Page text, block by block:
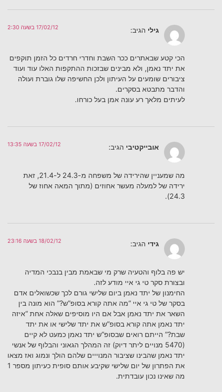
גילי הגיב: 17/02/12 בשעה 2:30
הכי קטע שבאתרים ככר השבת וחדרי חרדים כל הזמן תוקפים
את יתד נאמן, ולא מבינים שבזכות ההתקפות האלו עוד ועוד
ציבורים שומעים על העיתון ולכן החשיפה שלו גוברת ועולה
והדבר מתבטא בסקרים.
לעיתים מלאך רע עונה אמן בעל כורחו.
אובייקטיבי הגיב: 17/02/12 בשעה 13:35
מה שמעניין שהירידה של משפחה מ-24.3 ל-21.4, זאת
ירידה של למעלה מעשר אחוזים (מתוך המאה אחוז של
24.3).
גידי הגיב: 18/02/12 בשעה 23:16
יש פה בלוף והטעיה שרק מי שבאמת מבין בנבכי המדיה
ובצורת סקר טי גי איי מודע לזה.
החימנון של יתד נאמן ביום שלישי גורם לכך שכשואלים אדם
בסקר של טי גי איי “מה אתה קורא בסופ”ש?” הוא מונה בין
השאר את יתד נאמן אבל אם היו מוסיפים שאלה אחת “איזה
יתד נאמן אתה קורא בסופ”ש את יתד שלישי או את יתד
שבת?” הייתם רואים שבסופ”ש יתד נאמן כמעט לא קיים
(5470 מנויים ליתר דיוק) זה המהלך הגאוני והבלוף של אנשי
יתד נאמן שהבינו שציבור המנוייים שלהם הולך ונמוג ואז מצאו
את הפתרון של יום שלישי שקיבע אותם סופית כעיתון מספר 1
מה שאינו נכון עובדתית.